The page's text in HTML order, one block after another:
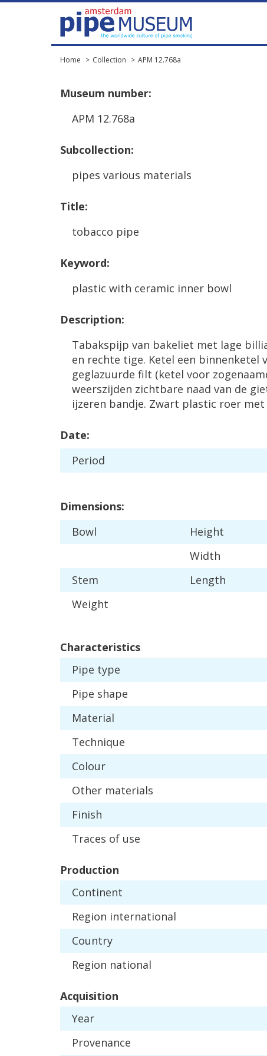
Home Collection APM 12.768a
Museum number:
APM 12.768a
Subcollection:
pipes various materials
Title:
tobacco pipe
Keyword:
plastic with ceramic inner bowl
Description:
Tabakspijp van bakeliet met lage
en rechte tige. Ketel een binnenketel
geglazuurde filt (ketel voor
weerszijden zichtbare naad van de
ijzeren bandje. Zwart plastic roer met
Date:
Period
Dimensions:
Bowl
Height
Width
Stem
Length
Weight
Characteristics
Pipe type
Pipe shape
Material
Technique
Colour
Other materials
Finish
Traces of use
Production
Continent
Region international
Country
Region national
Acquisition
Year
Provenance